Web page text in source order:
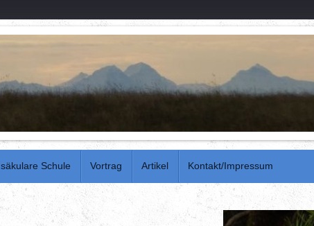
säkulare Schule Vortrag Artikel Kontakt/Impressum